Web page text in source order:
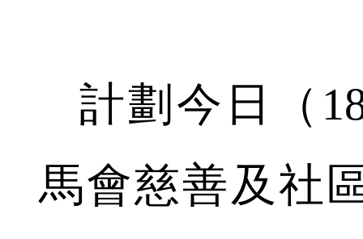
計劃今日（
馬會慈善及社